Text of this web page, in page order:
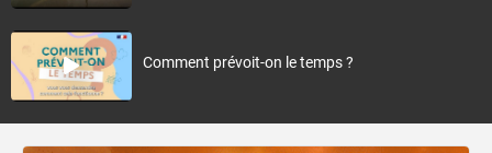
Comment prévoit-on le temps ?